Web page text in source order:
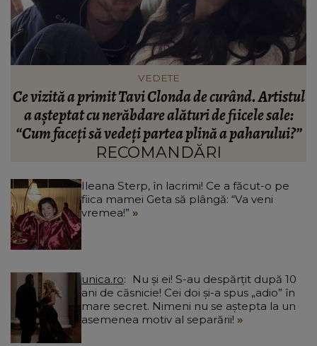
VEDETE
Ileana Sterp, în lacrimi! Ce a făcut-o pe fiica
mamei Geta să plângă: “Va veni vremea!”
RECOMANDĂRI
Ileana Sterp, în lacrimi! Ce a făcut-o pe
fiica mamei Geta să plângă: “Va veni
vremea!”
unica.ro
ani de căsnicie! Cei doi și-a spus „adio” în
mare secret. Nimeni nu se aștepta la un
asemenea motiv al separării!